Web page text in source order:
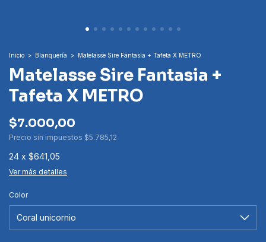
Inicio > Blanquería > Matelasse Sire Fantasia + Tafeta X METRO
Matelasse Sire Fantasia +
Tafeta X METRO
$7.000,00
Precio sin impuestos $5.785,12
24 x $641,05
Ver más detalles
Color